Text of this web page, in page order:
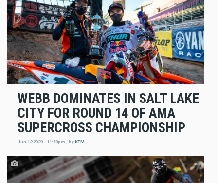
WEBB DOMINATES IN SALT LAKE
CITY FOR ROUND 14 OF AMA
SUPERCROSS CHAMPIONSHIP
Jun 12 2020 - 11:58pm , byKTM